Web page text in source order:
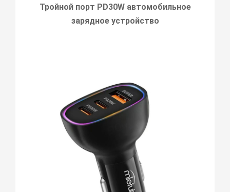
Тройной порт PD30W автомобильное
зарядное устройство